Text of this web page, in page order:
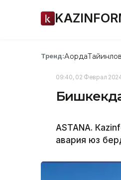
Тренд:Ақорда
09:40, 02 Феврал
ASTANА.
авария юз